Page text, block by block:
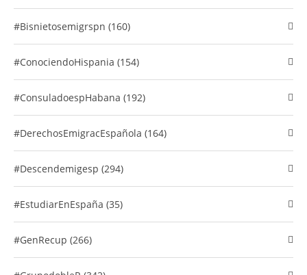
#Bisnietosemigrspn (160)
#conociendoHispania (154)
#consuladoespHabana (192)
#DerechosEmigracEspañola (164)
#descendemigesp (294)
#EstudiarEnEspaña (35)
#GenRecup (266)